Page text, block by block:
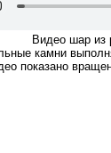
Видео шар из
камни
показано